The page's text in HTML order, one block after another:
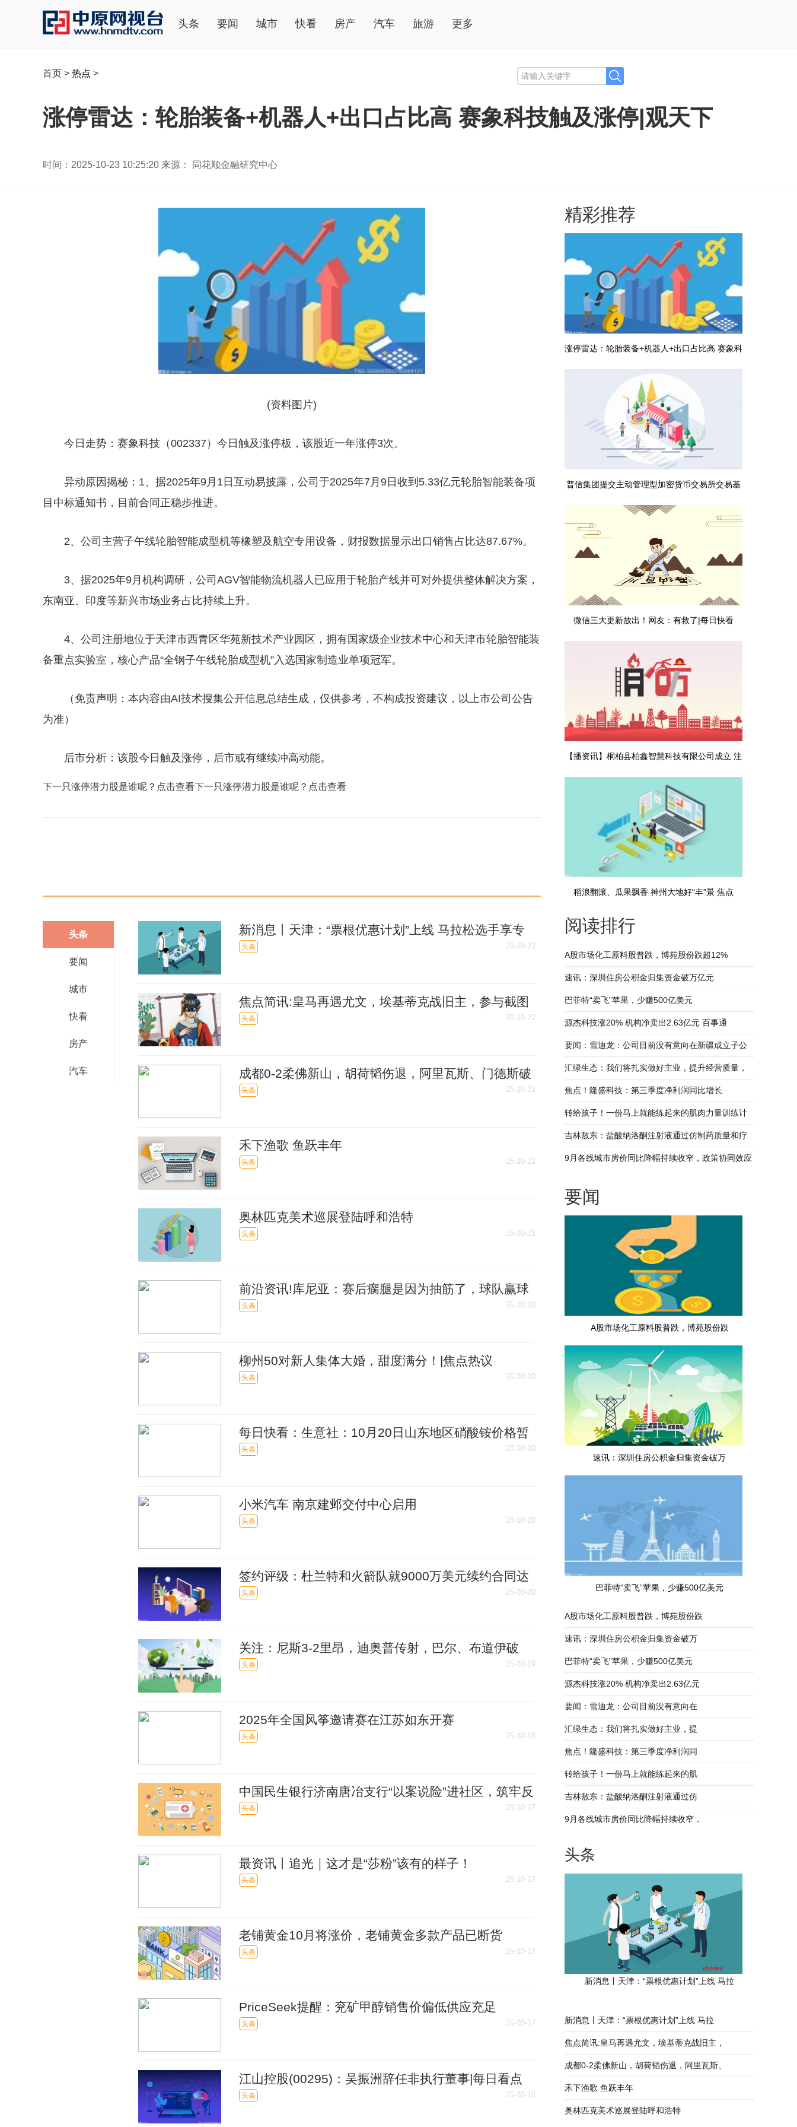
头条 要闻 城市 快看 房产 汽车 旅游 更多
首页 > 热点 >
涨停雷达：轮胎装备+机器人+出口占比高 赛象科技触及涨停|观天下
时间：2025-10-23 10:25:20 来源： 同花顺金融研究中心
(资料图片)
今日走势：赛象科技（002337）今日触及涨停板，该股近一年涨停3次。
异动原因揭秘：1、据2025年9月1日互动易披露，公司于2025年7月9日收到5.33亿元轮胎智能装备项
目中标通知书，目前合同正稳步推进。
2、公司主营子午线轮胎智能成型机等橡塑及航空专用设备，财报数据显示出口销售占比达87.67%。
3、据2025年9月机构调研，公司AGV智能物流机器人已应用于轮胎产线并可对外提供整体解决方案，
东南亚、印度等新兴市场业务占比持续上升。
4、公司注册地位于天津市西青区华苑新技术产业园区，拥有国家级企业技术中心和天津市轮胎智能装
备重点实验室，核心产品“全钢子午线轮胎成型机”入选国家制造业单项冠军。
（免责声明：本内容由AI技术搜集公开信息总结生成，仅供参考，不构成投资建议，以上市公司公告
为准）
后市分析：该股今日触及涨停，后市或有继续冲高动能。
下一只涨停潜力股是谁呢？点击查看下一只涨停潜力股是谁呢？点击查看
头条
要闻
城市
快看
房产
汽车
新消息丨天津：“票根优惠计划”上线 马拉松选手享专
属福利
头条 25-10-23
焦点简讯:皇马再遇尤文，埃基蒂克战旧主，参与截图
预测今夜欧冠比分
头条 25-10-22
成都0-2柔佛新山，胡荷韬伤退，阿里瓦斯、门德斯破
门 每日视讯
头条 25-10-21
禾下渔歌 鱼跃丰年
头条 25-10-21
奥林匹克美术巡展登陆呼和浩特
头条 25-10-21
前沿资讯!库尼亚：赛后瘸腿是因为抽筋了，球队赢球
比个人数据更重要
头条 25-10-20
柳州50对新人集体大婚，甜度满分！|焦点热议
头条 25-10-20
每日快看：生意社：10月20日山东地区硝酸铵价格暂
稳
头条 25-10-20
小米汽车 南京建邺交付中心启用
头条 25-10-20
签约评级：杜兰特和火箭队就9000万美元续约合同达
成一致的评级 每日头条
头条 25-10-20
关注：尼斯3-2里昂，迪奥普传射，巴尔、布道伊破
门，舒尔茨双响
头条 25-10-19
2025年全国风筝邀请赛在江苏如东开赛
头条 25-10-18
中国民生银行济南唐冶支行“以案说险”进社区，筑牢反
假货币“防火墙” 焦点消息
头条 25-10-17
最资讯丨追光｜这才是“莎粉”该有的样子！
头条 25-10-17
老铺黄金10月将涨价，老铺黄金多款产品已断货
头条 25-10-17
PriceSeek提醒：兖矿甲醇销售价偏低供应充足
头条 25-10-17
江山控股(00295)：吴振洲辞任非执行董事|每日看点
头条 25-10-16
精彩推荐
涨停雷达：轮胎装备+机器人+出口占比高 赛象科
技触及涨停|观天下
普信集团提交主动管理型加密货币交易所交易基
金（ETF）申请_每日聚焦
微信三大更新放出！网友：有救了|每日快看
【播资讯】桐柏县柏鑫智慧科技有限公司成立 注
册资本5万人民币
稻浪翻滚、瓜果飘香 神州大地好“丰”景 焦点
阅读排行
A股市场化工原料股普跌，博苑股份跌超12%
速讯：深圳住房公积金归集资金破万亿元
巴菲特“卖飞”苹果，少赚500亿美元
源杰科技涨20% 机构净卖出2.63亿元 百事通
要闻：雪迪龙：公司目前没有意向在新疆成立子公
司
汇绿生态：我们将扎实做好主业，提升经营质量，
以可持续的方式为股东创造长期价值
焦点！隆盛科技：第三季度净利润同比增长
109.83%
转给孩子！一份马上就能练起来的肌肉力量训练计
划
吉林敖东：盐酸纳洛酮注射液通过仿制药质量和疗
效一致性评价_热议
9月各线城市房价同比降幅持续收窄，政策协同效应
要闻
A股市场化工原料股普跌，博苑股份跌
速讯：深圳住房公积金归集资金破万
巴菲特“卖飞”苹果，少赚500亿美元
A股市场化工原料股普跌，博苑股份跌
速讯：深圳住房公积金归集资金破万
巴菲特“卖飞”苹果，少赚500亿美元
源杰科技涨20% 机构净卖出2.63亿元
要闻：雪迪龙：公司目前没有意向在
汇绿生态：我们将扎实做好主业，提
焦点！隆盛科技：第三季度净利润同
转给孩子！一份马上就能练起来的肌
吉林敖东：盐酸纳洛酮注射液通过仿
9月各线城市房价同比降幅持续收窄，
头条
新消息丨天津：“票根优惠计划”上线 马拉
新消息丨天津：“票根优惠计划”上线 马拉
焦点简讯:皇马再遇尤文，埃基蒂克战旧主，
成都0-2柔佛新山，胡荷韬伤退，阿里瓦斯、
禾下渔歌 鱼跃丰年
奥林匹克美术巡展登陆呼和浩特